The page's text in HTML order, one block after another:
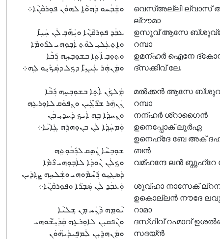
ܘܫܲܒܲܚܘ ܕܲܗܘ̤ܵܐ ܠܗܘܿܢ ܦܘܼܪܩܵܢܵܐ܀
ܥܒܲܕ݂ ܦܘܼܪܩܵܢܵܐ ܘܝܲܗ݇ܒ݂ ܠܲܢ ܚܲܝܹ̈ܐ
ܘܐܸܬ݂ܥܲܠܝܼ ܠܘܵܬ݂ ܐܲܒ݂ܘܼܗܝ ܠܪܵܘܡܵܐ
ܘܬ݂ܘܼܒ݂ ܐܵܬܹܐ ܒܫܘܼܒ݂ܚܹܗ ܪܲܒܵܐ
ܘܡܲܢܗܲܪ ܥܲܝܢܹ̈ܐ ܕܟ݂ܠ ܕܣܲܟ݁ܝܼܘ ܠܹܗ܀
ܡܲܠܟܲܢ ܐܵܬܹܐ ܒܫܘܼܒ݂ܚܹܗ ܪܲܒܵܐ
ܢܲܢܗܲܪ ܫܪ̈ܵܓܲܝܢ ܘܢܸܦܘܿܩ ܠܐܘܼܪܥܹܗ
ܘܢܸܚܕܸ݁ܐ ܒܹܗ ܐܲܝܟ݂ ܕܲܚܕ݂ܝܼ ܒܲܢ
ܘܲܡܚܲܕܸ݁ܐ ܠܲܢ ܒܢܘܼܗܪܹܗ ܓܲܐܝܵܐ܀
ܫܘܼܒ݂ܚܵܐ ܢܲܣܸܩ ܠܪܲܒ݁ܘܼܬܹܗ
ܘܟ݂ܠܲܢ ܢܵܘܕܸ݁ܐ ܠܐܲܒ݂ܘܼܗܝ ܪܵܡܵܐ
ܕܲܣܓ݂ܝܼܘ ܪ̈ܲܚܡܵܘܗܝ ܘܫܲܠܚܹܗ ܨܹܐܕܲܝܢ
ܘܲܥܒܲܕ݂ ܠܲܢ ܣܲܒ݂ܪܵܐ ܘܦܘܼܪܩܵܢܵܐ܀
ܝܵܘܡܹܗ ܕܵܢܲܚ ܡ݂ܢ ܫܸܠܝܵܐ
ܘܢܵܦܩܝܼܢ ܠܐܘܼܪܥܹܗ ܩܲܕ݁ܝܼ̈ܫܵܘܗܝ
ܘܡܲܢܗ̱ܪܝܼܢ ܠܲܡܦܹܝܕܲܝ̈ܗܘܿܢ
വെസ്അല്ലി
ല്റൗമാ
ഉസൂവ് ആസേ
റമ്പാ
ഉമന്ഹർ ഐനേ
ദ്സക്കിവ് ലേ.
മൽക്കൻ ആസേ
റമ്പാ
നന്ഹർ ശ്റാഗൈൻ
ഉനെപ്പോക് ലൂർഏ
ഉനെഹ്ദേ ബേ അക്
ബൻ
വമ്ഹന്ദേ ലൻ
ശുവ്ഹാ നാസേക്
ഉകൊല്ലൻ നൗദേ
റാമാ
ദസ്ഗിവ് റഹ്മാവ്
സദയ്ൻ